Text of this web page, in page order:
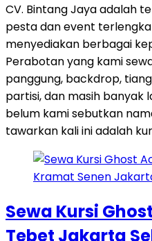
CV. Bintang Jaya adalah
pesta dan event
menyediakan berbagai
Perabotan yang kami
panggung, backdrop,
partisi, dan masih banyak
belum kami sebutkan
tawarkan kali ini adalah
Sewa Kursi
Tebet Jakarta